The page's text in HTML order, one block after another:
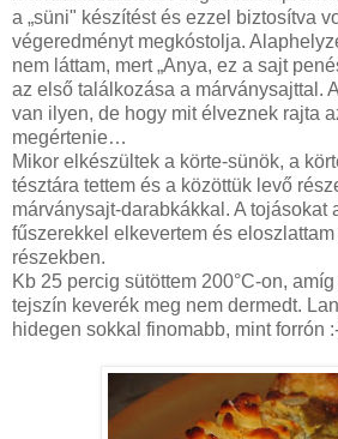
a „süni" készítést és ezzel biztosítva
végeredményt megkóstolja.
nem láttam, mert „Anya, ez a sajt
az első találkozása a márványsajttal.
van ilyen, de hogy mit élveznek rajta
megértenie…
Mikor elkészültek a körte-sünök, a
tésztára tettem és a közöttük levő
márványsajt-darabkákkal. A tojásokat
fűszerekkel elkevertem és
részekben.
Kb 25 percig sütöttem 200°C-on,
tejszín keverék meg nem dermedt.
hidegen sokkal finomabb, mint forrón